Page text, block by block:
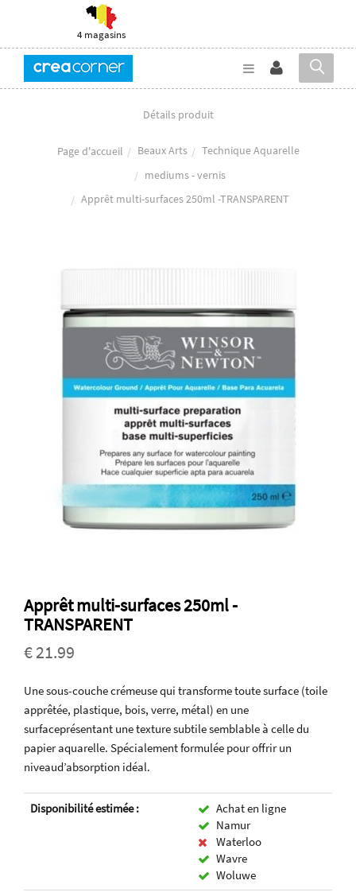
4 magasins
Détails produit
Page d'accueil Beaux Arts
Technique Aquarelle
mediums - vernis
Apprêt multi-surfaces 250ml -TRANSPARENT
Apprêt multi-surfaces 250ml -
TRANSPARENT
€ 21.99
Une sous-couche crémeuse qui transforme toute surface (toile
apprêtée, plastique, bois, verre, métal) en une
surfaceprésentant une texture subtile semblable à celle du
papier aquarelle. Spécialement formulée pour offrir un
niveaud’absorption idéal.
Disponibilité estimée :
Achat en ligne
Namur
Waterloo
Wavre
Woluwe